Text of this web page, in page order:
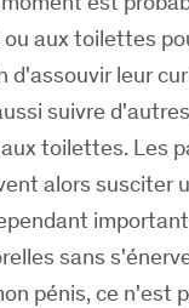
aux toilettes
d'assouvir leur
suivre
toilettes. Les
alors susciter
sans
pénis, ce n'est